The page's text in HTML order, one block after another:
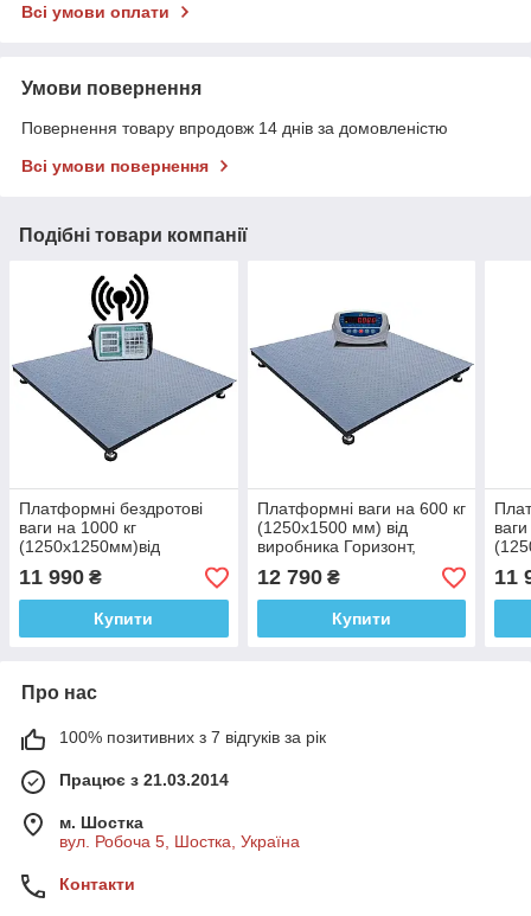
Всі умови оплати
Умови повернення
Повернення товару впродовж 14 днів за домовленістю
Всі умови повернення
Подібні товари компанії
Платформні бездротові
ваги на 1000 кг
(1250х1250мм)від
виробника
Горизонт,калькулятор,серія
«СТАНДАРТ»
11 990 ₴
Купити
Платформні ваги на 600 кг
(1250х1500 мм) від
виробника Горизонт,
електронні, серія
«СТАНДАРТ»
12 790₴
Купити
11
Про нас
100% позитивних з 7 відгуків за рік
Працює з 21.03.2014
м. Шостка
вул. Робоча 5, Шостка, Україна
Контакти